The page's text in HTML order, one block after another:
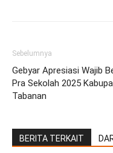
Sebelumnya
Gebyar Apresiasi Wajib
Pra Sekolah 2025
Tabanan
BERITA TERKAIT